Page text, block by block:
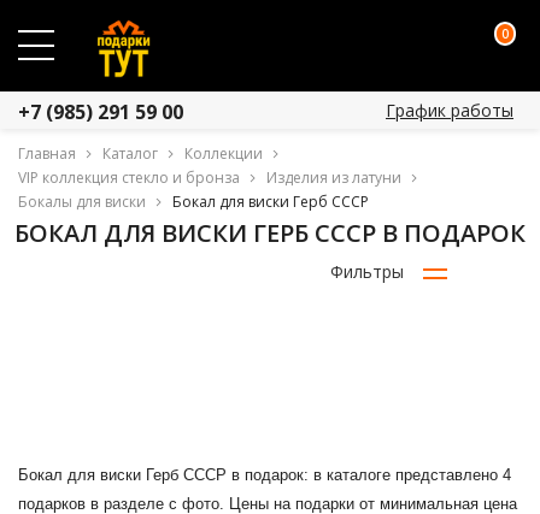
0
+7 (985) 291 59 00 График работы
Главная Каталог
Коллекции
VIP коллекция стекло и бронза
Изделия из латуни
Бокалы для виски
Бокал для виски Герб СССР
БОКАЛ ДЛЯ ВИСКИ ГЕРБ СССР В ПОДАРОК
Фильтры
Бокал для виски Герб СССР в подарок: в каталоге представлено 4
подарков в разделе с фото. Цены на подарки от минимальная цена